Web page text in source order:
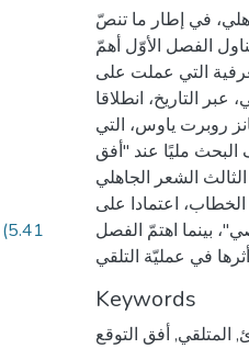
(5.41
في إطار ما تنصّ
الفصل الأوّل أهمّ
التي عملت على
التاريخ، انطلاقا
روبرت ياوس، التي
البحث مليًا عند "أفق
الشعر الجاهلي
اعتمادا على
بينما اهتمّ الفصل
Keywords
, المتلقي, أفق التوقع